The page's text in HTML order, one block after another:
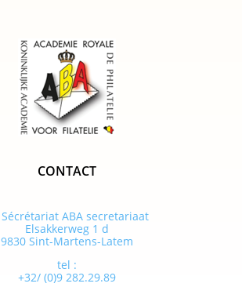
CONTACT
Sécrétariat ABA secretariaat
Elsakkerweg 1 d
9830 Sint-Martens-Latem
tel :
+32/ (0)9 282.29.89